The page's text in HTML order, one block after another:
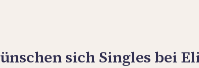
sich Singles bei